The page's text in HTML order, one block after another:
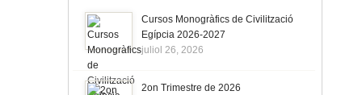
Cursos Monogràfics de Civilització
Egípcia 2026-2027
juliol 26, 2026
2on Trimestre de 2026